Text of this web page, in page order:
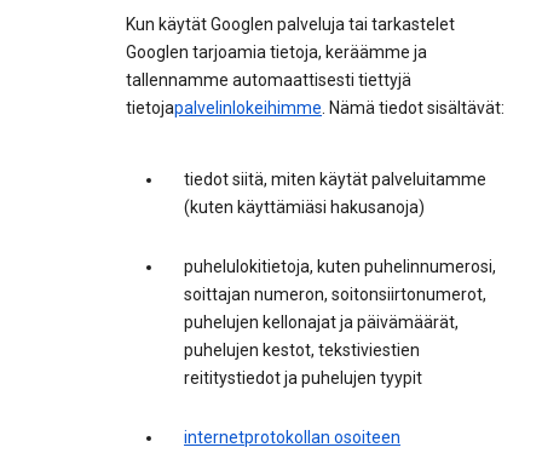
Kun käytät Googlen palveluja tai tarkastelet
Googlen tarjoamia tietoja, keräämme ja
tallennamme automaattisesti tiettyjä
tietojapalvelinlokeihimme. Nämä tiedot sisältävät:
tiedot siitä, miten käytät palveluitamme
(kuten käyttämiäsi hakusanoja)
puhelulokitietoja, kuten puhelinnumerosi,
soittajan numeron, soitonsiirtonumerot,
puhelujen kellonajat ja päivämäärät,
puhelujen kestot, tekstiviestien
reititystiedot ja puhelujen tyypit
internetprotokollan osoiteen